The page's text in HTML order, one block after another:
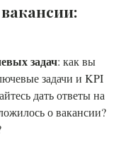
задач: как вы
задачи и KPI
дать ответы на
о вакансии?